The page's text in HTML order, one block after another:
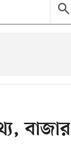
বাজার